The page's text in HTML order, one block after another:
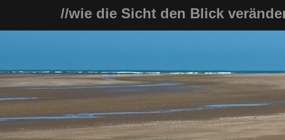
content
//wie die Sicht den Blick